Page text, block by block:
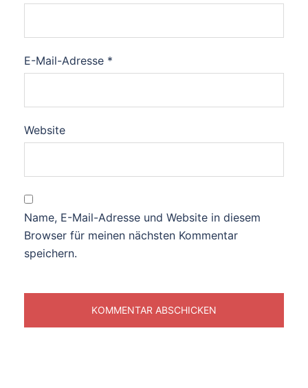
E-Mail-Adresse *
Website
Name, E-Mail-Adresse und Website in diesem
Browser für meinen nächsten Kommentar
speichern.